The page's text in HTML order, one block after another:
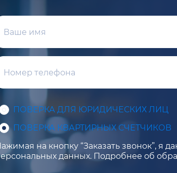
ПОВЕРКА ДЛЯ ЮРИДИЧЕСКИХ ЛИЦ
ПОВЕРКА КВАРТИРНЫХ СЧЕТЧИКОВ
на кнопку “Заказать звонок”, я
данных. Подробнее об